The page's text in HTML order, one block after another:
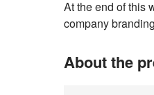
At the end of this
company
About the